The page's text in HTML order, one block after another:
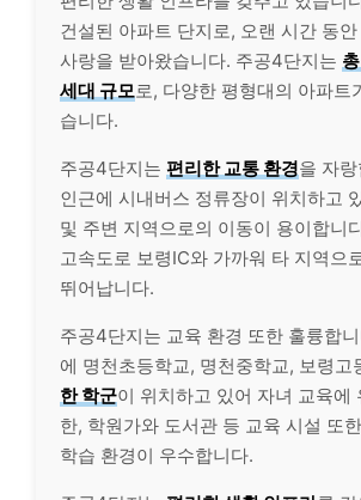
건설된 아파트 단지로, 오랜 시간 동
사랑을 받아왔습니다. 주공4단지는
세대 규모 로, 다양한 평형대의 아파트
습니다.
주공4단지는 편리한 교통 환경을 자
인근에 시내버스 정류장이 위치하고
및 주변 지역으로의 이동이 용이합니
고속도로 보령IC와 가까워 타 지역으
뛰어납니다.
주공4단지는 교육 환경 또한 훌륭합
에 명천초등학교, 명천중학교, 보령고
한 학군이 위치하고 있어 자녀 교육에
한, 학원가와 도서관 등 교육 시설 또
학습 환경이 우수합니다.